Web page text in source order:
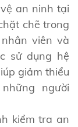
an ninh tại
chẽ trong
viên và
sử dụng hệ
giảm thiểu
người
kiểm tra an